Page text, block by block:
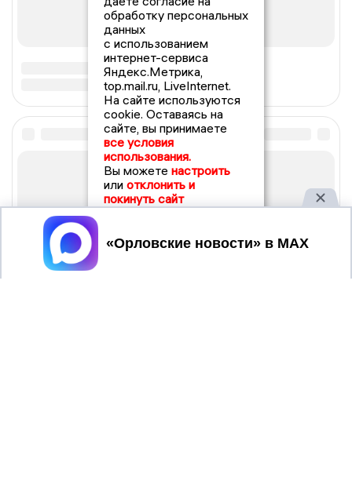
обработку персональных
данных
с использованием
интернет-сервиса
Яндекс.Метрика,
top.mail.ru, LiveInternet.
На сайте используются
cookie. Оставаясь на
сайте, вы принимаете
все условия
использования.
Вы можете настроить
или отклонить и
покинуть сайт
Принять